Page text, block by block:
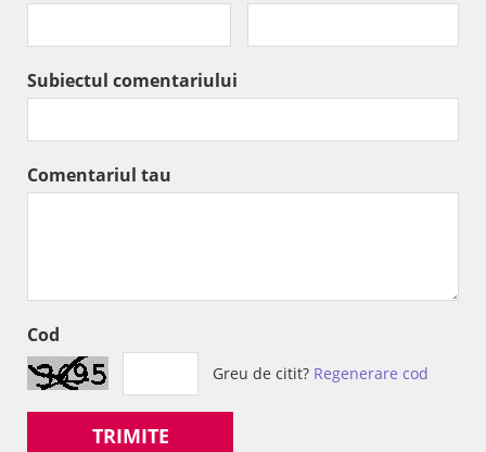
Subiectul comentariului
Comentariul tau
Cod
Greu de citit? Regenerare cod
TRIMITE